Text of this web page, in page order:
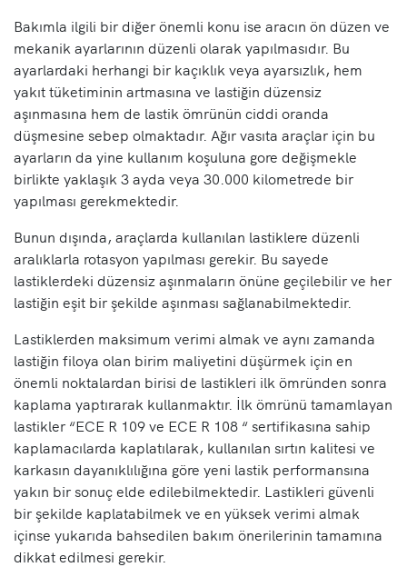
Bakımla ilgili bir diğer önemli konu ise aracın ön düzen ve
mekanik ayarlarının düzenli olarak yapılmasıdır. Bu
ayarlardaki herhangi bir kaçıklık veya ayarsızlık, hem
yakıt tüketiminin artmasına ve lastiğin düzensiz
aşınmasına hem de lastik ömrünün ciddi oranda
düşmesine sebep olmaktadır. Ağır vasıta araçlar için bu
ayarların da yine kullanım koşuluna gore değişmekle
birlikte yaklaşık 3 ayda veya 30.000 kilometrede bir
yapılması gerekmektedir.
Bunun dışında, araçlarda kullanılan lastiklere düzenli
aralıklarla rotasyon yapılması gerekir. Bu sayede
lastiklerdeki düzensiz aşınmaların önüne geçilebilir ve her
lastiğin eşit bir şekilde aşınması sağlanabilmektedir.
Lastiklerden maksimum verimi almak ve aynı zamanda
lastiğin filoya olan birim maliyetini düşürmek için en
önemli noktalardan birisi de lastikleri ilk ömründen sonra
kaplama yaptırarak kullanmaktır. İlk ömrünü tamamlayan
lastikler “ECE R 109 ve ECE R 108 “ sertifikasına sahip
kaplamacılarda kaplatılarak, kullanılan sırtın kalitesi ve
karkasın dayanıklılığına göre yeni lastik performansına
yakın bir sonuç elde edilebilmektedir. Lastikleri güvenli
bir şekilde kaplatabilmek ve en yüksek verimi almak
içinse yukarıda bahsedilen bakım önerilerinin tamamına
dikkat edilmesi gerekir.